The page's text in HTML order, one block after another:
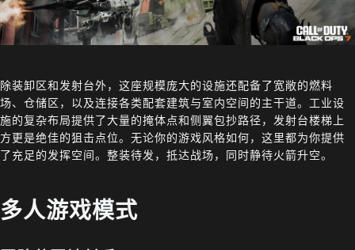
除装卸区和发射台外，这座规模庞大的设施还配备了宽敞的燃料
场、仓储区，以及连接各类配套建筑与室内空间的主干道。工业设
施的复杂布局提供了大量的掩体点和侧翼包抄路径，发射台楼梯上
方更是绝佳的狙击点位。无论你的游戏风格如何，这里都为你提供
了充足的发挥空间。整装待发，抵达战场，同时静待火箭升空。
多人游戏模式